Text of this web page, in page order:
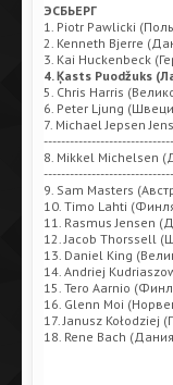
ЭСБЬЕРГ
1. Piotr Pawlicki
2. Kenneth Bjerre
3. Kai Huckenbeck
4. Ķasts Puodžuks
5. Chris Harris
6. Peter Ljung
7. Michael Jepsen
8. Mikkel Michelsen
9. Sam Masters
10. Timo Lahti
11. Rasmus Jensen
12. Jacob Thorssell
13. Daniel King
14. Andriej
15. Tero Aarnio
16. Glenn Moi
17. Janusz Kołodziej
18. Rene Bach